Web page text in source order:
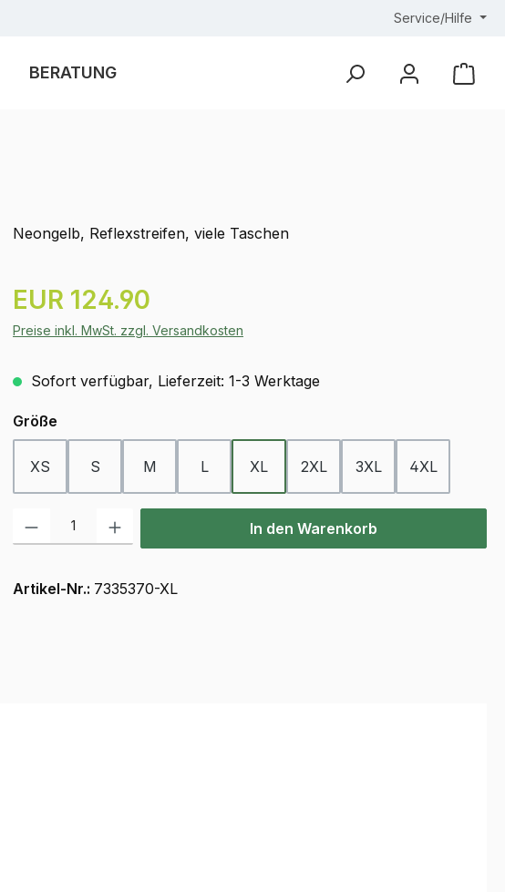
Service/Hilfe
BERATUNG
Neongelb, Reflexstreifen, viele Taschen
Regulärer Preis:
EUR 124.90
Preise inkl. MwSt. zzgl. Versandkosten
Sofort verfügbar, Lieferzeit: 1-3 Werktage
Größe
XS S M L XL 2XL 3XL 4XL
Produkt Anzahl: Gib den gewünschten Wert ein oder benutze die Schaltflächen
In den Warenkorb
Artikel-Nr.: 7335370-XL